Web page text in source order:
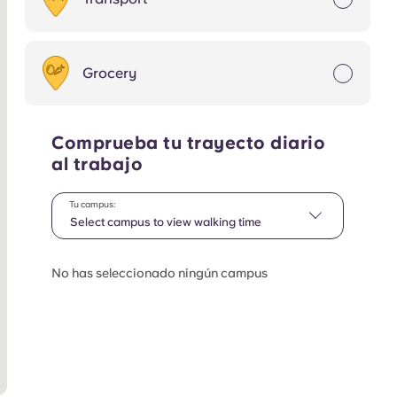
Grocery
Comprueba tu trayecto diario
al trabajo
Select campus to view walking time
Tu campus:
No has seleccionado ningún campus